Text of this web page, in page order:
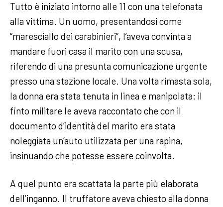
Tutto è iniziato intorno alle 11 con una telefonata
alla vittima. Un uomo, presentandosi come
“maresciallo dei carabinieri”, l’aveva convinta a
mandare fuori casa il marito con una scusa,
riferendo di una presunta comunicazione urgente
presso una stazione locale. Una volta rimasta sola,
la donna era stata tenuta in linea e manipolata: il
finto militare le aveva raccontato che con il
documento d’identità del marito era stata
noleggiata un’auto utilizzata per una rapina,
insinuando che potesse essere coinvolta.
A quel punto era scattata la parte più elaborata
dell’inganno. Il truffatore aveva chiesto alla donna